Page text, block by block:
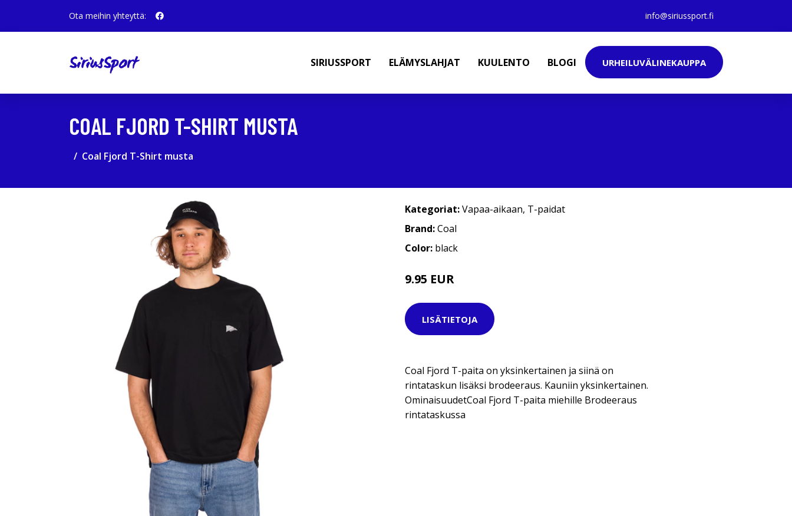
Ota meihin yhteyttä: info@siriussport.fi
SIRIUSSPORT ELÄMYSLAHJAT KUULENTO BLOGI URHEILUVÄLINEKAUPPA
COAL FJORD T-SHIRT MUSTA
Coal Fjord T-Shirt musta
Kategoriat:Vapaa-aikaan, T-paidat
Brand:Coal
Color: black
9.95 EUR
LISÄTIETOJA
Coal Fjord T-paita on yksinkertainen ja siinä on
rintataskun lisäksi brodeeraus. Kauniin yksinkertainen.
OminaisuudetCoal Fjord T-paita miehille Brodeeraus
rintataskussa